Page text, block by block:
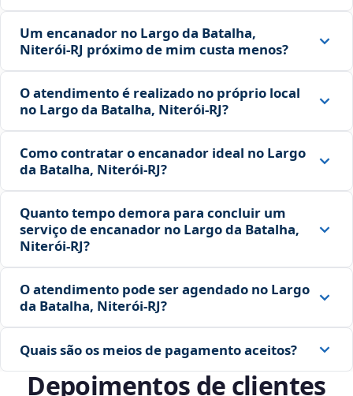
Um encanador no Largo da Batalha,
Niterói‑RJ próximo de mim custa menos?
O atendimento é realizado no próprio local
no Largo da Batalha, Niterói‑RJ?
Como contratar o encanador ideal no Largo
da Batalha, Niterói‑RJ?
Quanto tempo demora para concluir um
serviço de encanador no Largo da Batalha,
Niterói‑RJ?
O atendimento pode ser agendado no Largo
da Batalha, Niterói‑RJ?
Quais são os meios de pagamento aceitos?
Depoimentos de clientes